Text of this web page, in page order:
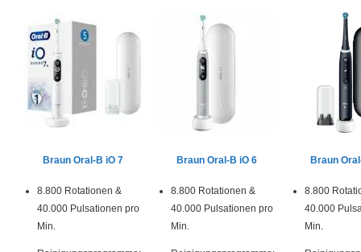
Braun Oral-B iO 7 Braun Oral-B iO 6 Braun
8.800 Rotationen &
40.000 Pulsationen pro
Min.
8.800 Rotationen &
40.000 Pulsationen pro
Min.
8.800
40.000
Min.